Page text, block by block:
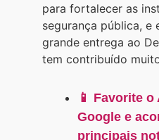
para fortalecer as
segurança pública, e
grande entrega ao
tem contribuído
📱 Favorite
Google e
principais